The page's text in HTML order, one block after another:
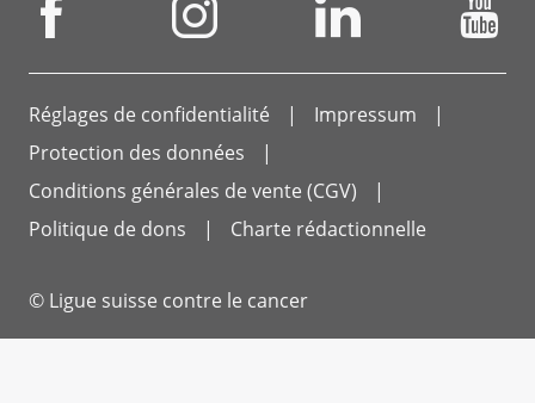
Réglages de confidentialité
Impressum
Protection des données
Conditions générales de vente (CGV)
Politique de dons
Charte rédactionnelle
© Ligue suisse contre le cancer